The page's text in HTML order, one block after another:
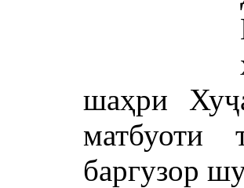
шаҳри
матбуоти
баргузор